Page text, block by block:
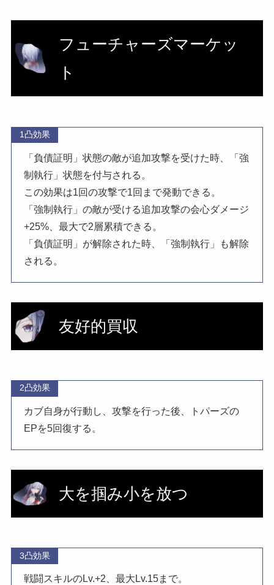
フューチャーズマーケッ
ト
1凸効果
「負債証明」状態の敵が追加攻撃を受けた時、「強
制執行」状態を付与される。
この効果は1回の攻撃で1回まで発動できる。
「強制執行」の敵が受ける追加攻撃の会心ダメージ
+25%、最大で2層累積できる。
「負債証明」が解除された時、「強制執行」も解除
される。
友好的買収
2凸効果
カブ自身が行動し、攻撃を行った後、トパーズの
EPを5回復する。
大を掴み小を放つ
3凸効果
戦闘スキルのLv.+2、最大Lv.15まで。